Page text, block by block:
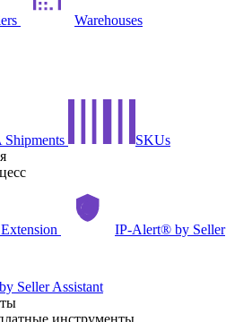
Warehouses
Shipments
SKUs
IP-Alert® by Seller
Seller Assistant
инструменты